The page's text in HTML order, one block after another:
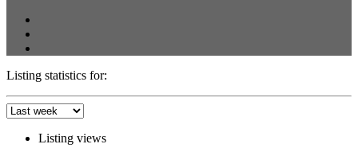
Listing statistics for:
Listing views